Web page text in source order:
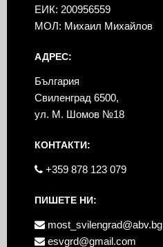
ЕИК: 200956559
МОЛ: Михаил Михайлов
АДРЕС:
България
Свиленград 6500,
ул. М. Шомов №18
КОНТАКТИ:
+359 878 123 079
ПИШЕТЕ НИ:
most_svilengrad@abv.bg
esvgrd@gmail.com